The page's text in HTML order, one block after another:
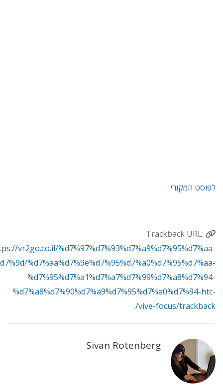
לפוסט המקורי
vr2go.co.il/%d7%97%d7%93%d7%a9%d7%95%d7%aa-
%d7%aa%d7%9e%d7%95%d7%a0%d7%95%d7%aa-
%d7%95%d7%a1%d7%a7%d7%99%d7%a8%d7%94-
%d7%a8%d7%90%d7%a9%d7%95%d7%a0%d7%94-htc-
vive-focus/trackback/
Sivan Rotenberg